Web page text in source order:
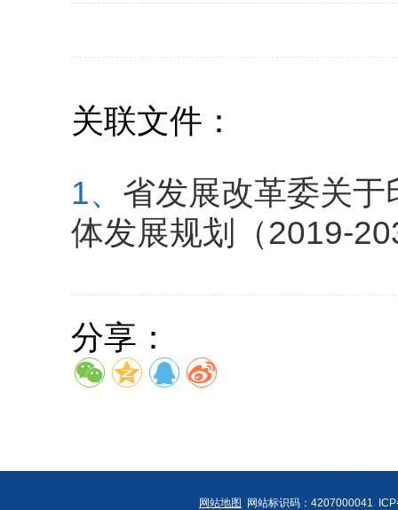
关联文件：
1、 省发展改革委关
体发展规划（2019-
分享：
网站地图
网站标识码：4207000041